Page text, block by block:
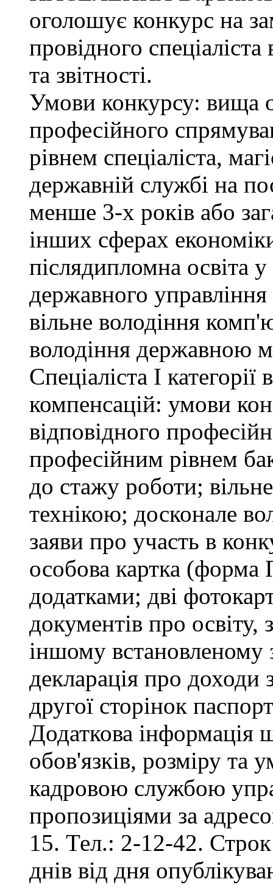
оголошує конкурс на
провідного
та звітності.
Умови конкурсу: вища
професійного
рівнем спеціаліста,
державній службі на
менше 3-х років або
інших сферах
післядипломна освіта
державного управління
вільне володіння
володіння державною
Спеціаліста І
компенсацій: умови
відповідного
професійним рівнем
до стажу роботи;
технікою; досконале
заяви про участь в
особова картка
додатками; дві
документів про освіту,
іншому встановленому
декларація про доходи
другої сторінок
Додаткова інформація
обов'язків, розміру та
кадровою службою
пропозиціями за
15. Тел.: 2-12-42.
днів від дня